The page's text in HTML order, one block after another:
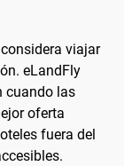
viajar
eLandFly
cuando las
oferta
fuera del